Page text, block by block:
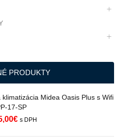
PRODUKTY
klimatizácia Midea Oasis Plus s Wifi
17-SP
€ s DPH